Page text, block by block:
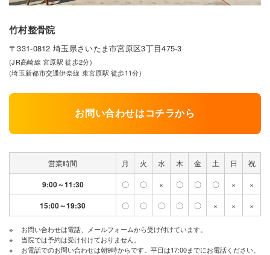
竹村整骨院
〒331-0812 埼玉県さいたま市宮原区3丁目475-3
(JR高崎線 宮原駅 徒歩2分)
(埼玉新都市交通伊奈線 東宮原駅 徒歩11分)
お問い合わせはコチラから
営業時間 月 火 水 木 金 土 日 祝
9:00～11:30 〇 〇 × 〇 〇 〇 × ×
15:00～19:30 〇 〇 〇 〇 〇 × × ×
お問い合わせは電話、メールフォームから受け付けています。
当院では予約は受け付けておりません。
お電話でのお問い合わせは朝9時からです。平日は17:00までにお電話ください。